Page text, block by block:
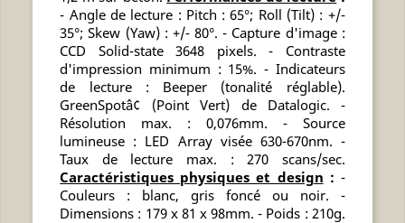
- Angle de lecture : Pitch : 65°; Roll (Tilt) : +/-
35°; Skew (Yaw) : +/- 80°. - Capture d'image :
CCD Solid-state 3648 pixels. - Contraste
d'impression minimum : 15%. - Indicateurs
de lecture : Beeper (tonalité réglable).
GreenSpotâ¢ (Point Vert) de Datalogic. -
Résolution max. : 0,076mm. - Source
lumineuse : LED Array visée 630-670nm. -
Taux de lecture max. : 270 scans/sec.
Caractéristiques physiques et design : -
Couleurs : blanc, gris foncé ou noir. -
Dimensions : 179 x 81 x 98mm. - Poids : 210g.